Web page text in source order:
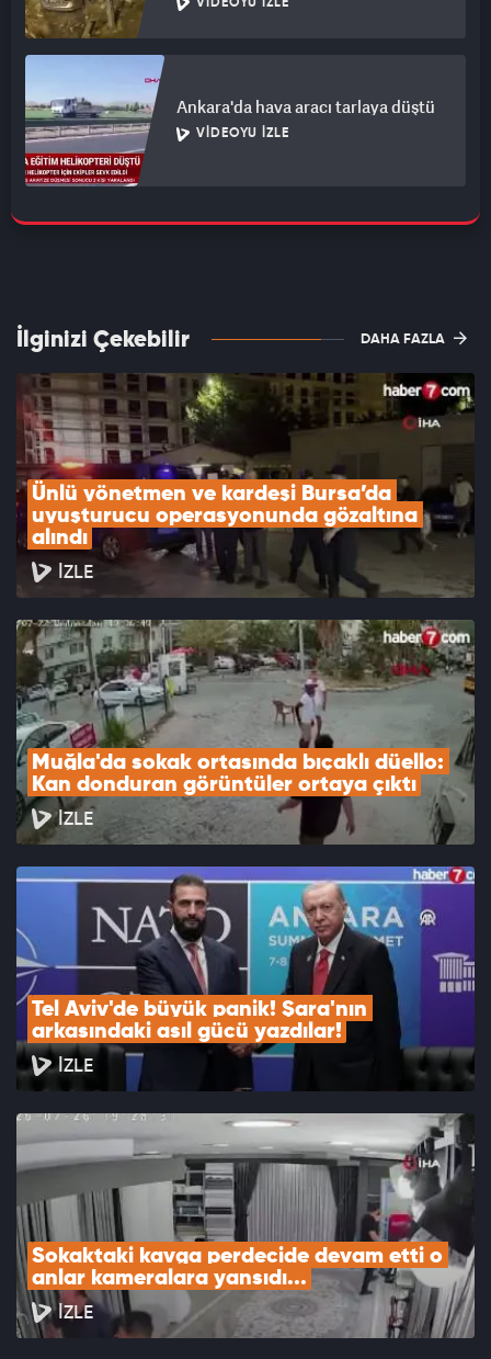
VIDEOYU İZLE
Ankara'da hava aracı tarlaya düştü
VIDEOYU İZLE
İlginizi Çekebilir DAHA FAZLA
Ünlü yönetmen ve kardeşi Bursa’da
uyuşturucu operasyonunda gözaltına
alındı
İZLE
Muğla'da sokak ortasında bıçaklı düello:
Kan donduran görüntüler ortaya çıktı
İZLE
Tel Aviv'de büyük panik! Şara'nın
arkasındaki asıl gücü yazdılar!
İZLE
Sokaktaki kavga perdecide devam etti o
anlar kameralara yansıdı...
İZLE